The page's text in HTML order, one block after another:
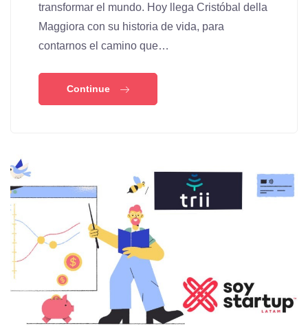
transformar el mundo. Hoy llega Cristóbal della
Maggiora con su historia de vida, para
contarnos el camino que…
Continue